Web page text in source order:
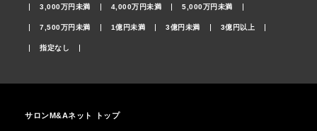
3,000万円未満 4,000万円未満 5,000万円未満
7,500万円未満 1億円未満 3億円未満 3億円以上
指定なし
サロンM&Aネット トップ